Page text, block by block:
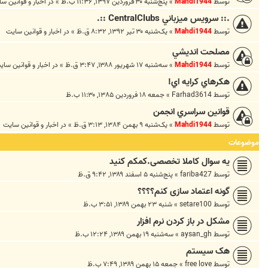
.:: سرويس ميزباني CentralClubs ::.
توسطMahdi1944
»یک‌شنبه ۳۰ تیر ۱۳۹۲, ۸:۳۲ ق.ظ » در اخبار و قوانين سايت
مصلحت انديشي
توسطMahdi1944
»سه‌شنبه ۱۷ شهریور ۱۳۸۸, ۳:۴۷ ق.ظ » در اخبار و قوانين
هكرهاي كرايه اي!
توسطFarhad3614
»جمعه ۱۸ فروردین ۱۳۸۵, ۱۱:۳۰ ب.ظ
قوانين سراسري انجمن
توسطMahdi1944
»یک‌شنبه ۹ بهمن ۱۳۸۴, ۳:۱۳ ق.ظ » در اخبار و قوانين سايت
موضوعات
یه سوال کاملا تخصصی.کمکم کنید
توسطfariba427
»پنج‌شنبه ۵ اسفند ۱۳۸۹, ۹:۴۲ ق.ظ
گونه اعتماد سازی کنم؟؟؟؟
توسط setare100
»شنبه ۲۳ بهمن ۱۳۸۹, ۳:۵۱ ب.ظ
مشکل در باز کردن نرم افزار
توسط aysan_gh
»سه‌شنبه ۱۹ بهمن ۱۳۸۹, ۱۲:۲۴ ب.ظ
هک سیستم
توسطfree love
»جمعه ۱۵ بهمن ۱۳۸۹, ۷:۴۹ ب.ظ